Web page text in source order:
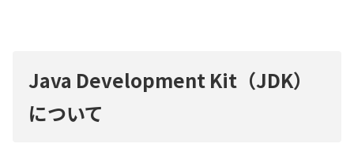
Java Development Kit（JDK）
について